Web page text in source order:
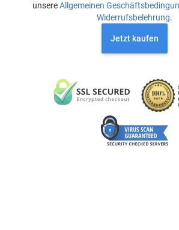
unsereAllgemeinen
Widerrufsbelehrung.
Jetzt kaufen